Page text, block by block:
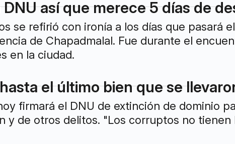
así que merece 5 días de
se refirió con ironía a los días que pasará
de Chapadmalal. Fue durante el
en la ciudad.
el último bien que se
firmará el DNU de extinción de dominio
y de otros delitos. "Los corruptos no tienen